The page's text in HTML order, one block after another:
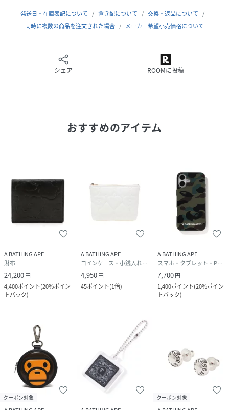
発送日・在庫表記について 置き配について
交換・返品について
同時に複数の商品を注文された場合
メーカー希望小売価格について
シェア ROOMに投稿
おすすめのアイテム
A BATHING APE
財布
24,200円
4,400ポイント(20%ポイン
トバック)
A BATHING APE
コインケース・小銭入れ・札入れ
4,950円
45ポイント(1倍)
A BATHING APE
スマホ・タブレット・PCケース/カバー
7,700円
1,400ポイント(20%ポイン
トバック)
クーポン対象 クーポン対象